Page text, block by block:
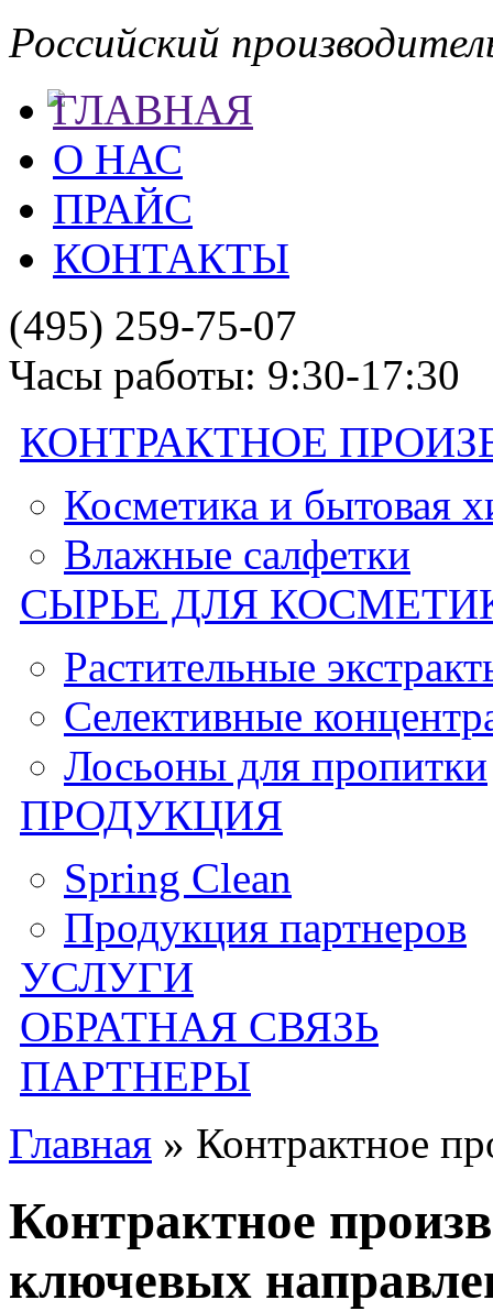
Российский
ГЛАВНАЯ
О НАС
ПРАЙС
КОНТАКТЫ
(495) 259-75-07
Часы работы: 9:30-17:30
КОНТРАКТНОЕ
Косметика и бытовая
Влажные салфетки
СЫРЬЕ ДЛЯ
Растительные
Селективные
Лосьоны для пропитки
ПРОДУКЦИЯ
Spring Clean
Продукция партнеров
УСЛУГИ
ОБРАТНАЯ СВЯЗЬ
ПАРТНЕРЫ
Главная » Контрактное
Контрактное
ключевых